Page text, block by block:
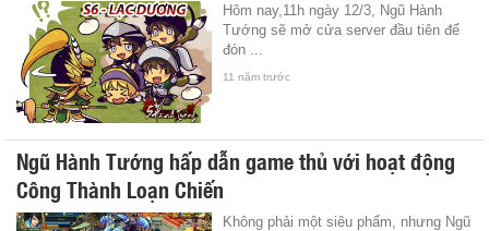
Hôm nay,11h ngày 12/3, Ngũ Hành
Tướng sẽ mở cửa server đầu tiên để
đón ...
11 năm trước
Ngũ Hành Tướng hấp dẫn game thủ với hoạt động
Công Thành Loạn Chiến
Không phải một siêu phẩm, nhưng Ngũ